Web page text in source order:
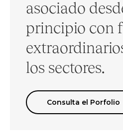
asociado
principio con
los sectores.
Consulta el Porfolio